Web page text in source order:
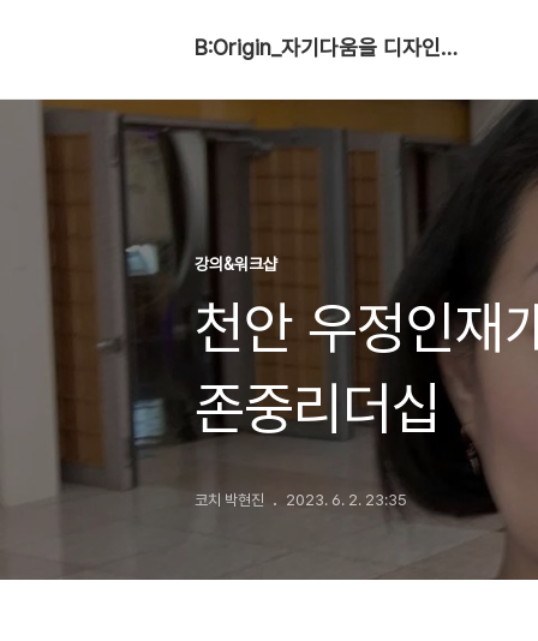
B:Origin_자기다움을 디자인합니다
강의&워크샵
천안 우정인재
존중리더십
코치 박현진 2023. 6. 2. 23:35